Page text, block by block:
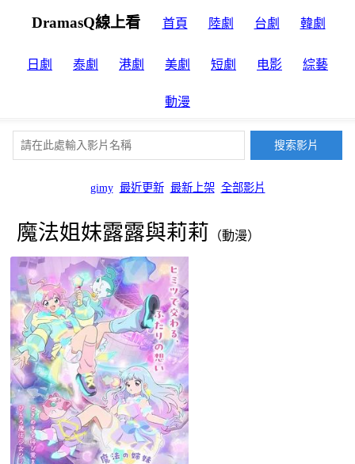
DramasQ線上看 首頁 陸劇 台劇 韓劇
日劇 泰劇 港劇 美劇 短劇 电影 綜藝
動漫
gimy 最近更新 最新上架 全部影片
魔法姐妹露露與莉莉 （動漫）